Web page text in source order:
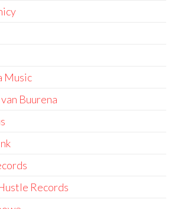
Music
Buurena
Records